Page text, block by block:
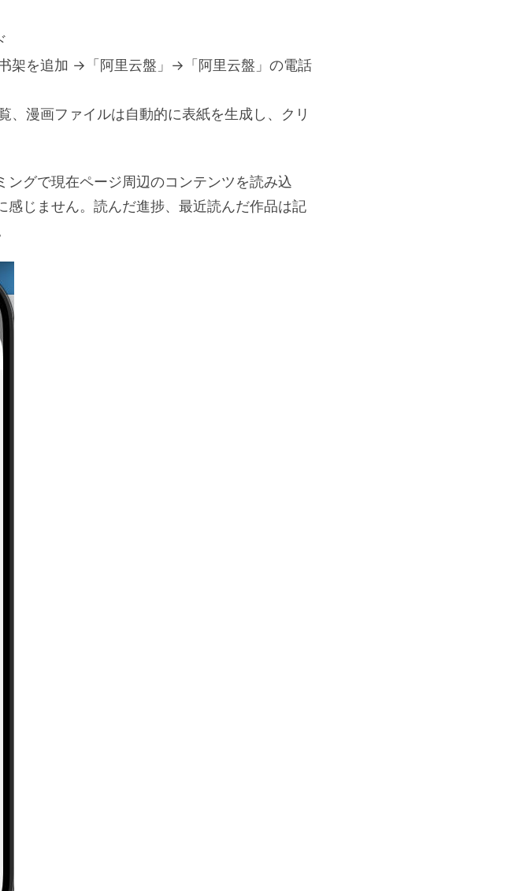
架を追加 →「阿里云盤」→「阿里云盤」の電話
、漫画ファイルは自動的に表紙を生成し、クリ
グで現在ページ周辺のコンテンツを読み込
じません。読んだ進捗、最近読んだ作品は記